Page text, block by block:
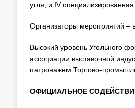
угля, и IV
Организаторы мероприятий –
Высокий уровень Угольного
ассоциации выставочной
патронажем Торгово-
ОФИЦИАЛЬНОЕ